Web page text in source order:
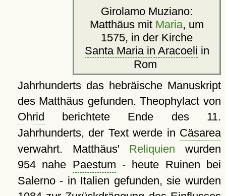
Girolamo Muziano:
Matthäus mit Maria, um
1575, in der Kirche
Santa Maria in Aracoeli in
Rom
Jahrhunderts das hebräische Manuskript
des Matthäus gefunden. Theophylact von
Ohrid berichtete Ende des 11.
Jahrhunderts, der Text werde in Cäsarea
verwahrt. Matthäus' Reliquien wurden
954 nahe Paestum - heute Ruinen bei
Salerno - in Italien gefunden, sie wurden